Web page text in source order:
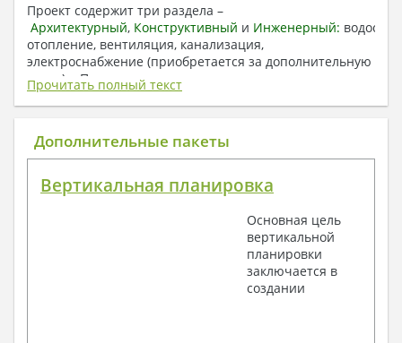
Проект содержит три раздела –
Архитектурный, Конструктивный и Инженерный:
отопление, вентиляция, канализация,
электроснабжение (приобретается за дополнительную
плату) + Пояснительная записка.
1. Архитектурный раздел:
Общие данные по проекту
Поэтажные маркировочные планы с
Разрезы и состав конструкций
Фасады с ведомостью внешних отделок
Элементы проемов – спецификация
Ведомость перемычек – сечения и
Прочитать полный текст
Дополнительные пакеты
Вертикальная планировка
Основная цель
вертикальной
планировки
заключается в
создании